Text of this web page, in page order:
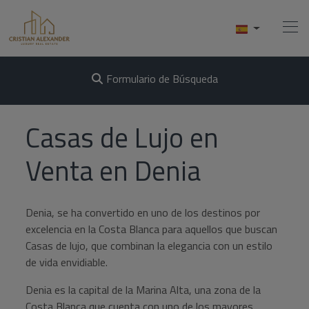
Comprar
Vender
Servicios
Conócenos
Formulario de Búsqueda
Casas de Lujo en
Venta en Denia
Denia, se ha convertido en uno de los destinos por
excelencia en la Costa Blanca para aquellos que buscan
Casas de lujo, que combinan la elegancia con un estilo
de vida envidiable.
Denia es la capital de la Marina Alta, una zona de la